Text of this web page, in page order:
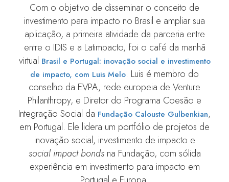
Com o objetivo de disseminar o conceito de
investimento para impacto no Brasil e ampliar sua
aplicação, a primeira atividade da parceria entre
entre o IDIS e a Latimpacto, foi o café da manhã
virtual Brasil e Portugal: inovação social e investimento
de impacto, com Luis Melo. Luis é membro do
conselho da EVPA, rede europeia de Venture
Philanthropy, e Diretor do Programa Coesão e
Integração Social da Fundação Calouste Gulbenkian,
em Portugal. Ele lidera um portfólio de projetos de
inovação social, investimento de impacto e
social impact bondsna Fundação, com sólida
experiência em investimento para impacto em